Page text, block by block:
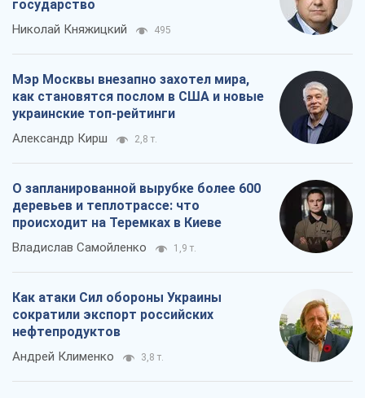
государство
Николай Княжицкий 495
Мэр Москвы внезапно захотел мира,
как становятся послом в США и новые
украинские топ-рейтинги
Александр Кирш 2,8 т.
О запланированной вырубке более 600
деревьев и теплотрассе: что
происходит на Теремках в Киеве
Владислав Самойленко 1,9 т.
Как атаки Сил обороны Украины
сократили экспорт российских
нефтепродуктов
Андрей Клименко 3,8 т.